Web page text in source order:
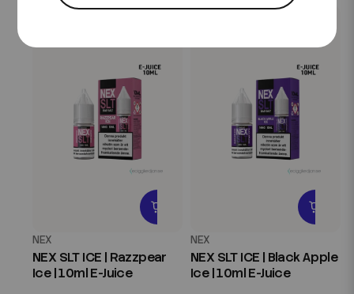
NEX
NEX SLT ICE | Razzpear
Ice | 10ml E-Juice
NEX
NEX SLT ICE | Black Apple
Ice | 10ml E-Juice